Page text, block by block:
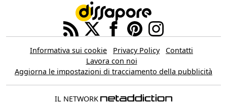
Informativa sui cookie Privacy Policy
Contatti
Lavora con noi
Aggiorna le impostazioni di tracciamento della pubblicità
IL NETWORK